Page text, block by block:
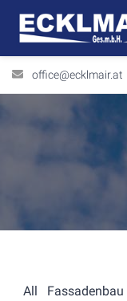
office@ecklmair.at
All Fassadenbau